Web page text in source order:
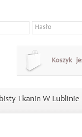
Koszyk
Tkanin W Lublinie